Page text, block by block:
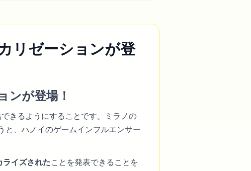
リゼーションが登
ンが登場！
きるようにすることです。ミラノの
と、ハノイのゲームインフルエンサー
イズされたことを発表できることを